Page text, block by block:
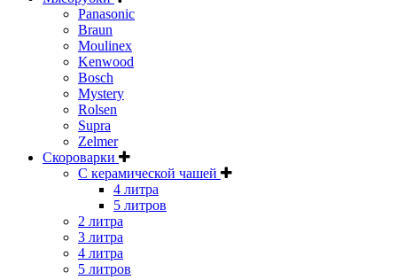
Panasonic
Braun
Moulinex
Kenwood
Bosch
Mystery
Rolsen
Supra
Zelmer
Скороварки
С керамической чашей
4 литра
5 литров
2 литра
3 литра
4 литра
5 литров